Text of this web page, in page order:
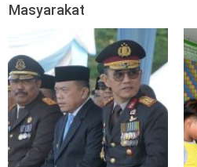
Masyarakat